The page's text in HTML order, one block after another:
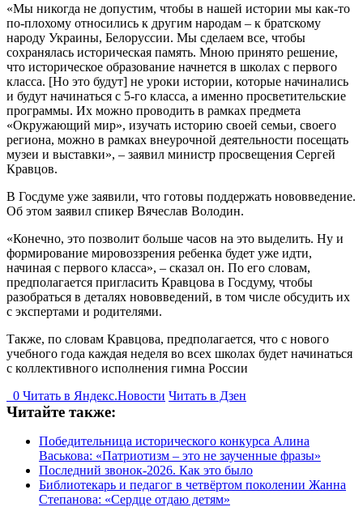
«Мы никогда не допустим, чтобы в нашей истории мы как-то
по-плохому относились к другим народам – к братскому
народу Украины, Белоруссии. Мы сделаем все, чтобы
сохранялась историческая память. Мною принято решение,
что историческое образование начнется в школах с первого
класса. [Но это будут] не уроки истории, которые начинались
и будут начинаться с 5-го класса, а именно просветительские
программы. Их можно проводить в рамках предмета
«Окружающий мир», изучать историю своей семьи, своего
региона, можно в рамках внеурочной деятельности посещать
музеи и выставки», – заявил министр просвещения Сергей
Кравцов.
В Госдуме уже заявили, что готовы поддержать нововведение.
Об этом заявил спикер Вячеслав Володин.
«Конечно, это позволит больше часов на это выделить. Ну и
формирование мировоззрения ребенка будет уже идти,
начиная с первого класса», – сказал он. По его словам,
предполагается пригласить Кравцова в Госдуму, чтобы
разобраться в деталях нововведений, в том числе обсудить их
с экспертами и родителями.
Также, по словам Кравцова, предполагается, что с нового
учебного года каждая неделя во всех школах будет начинаться
с коллективного исполнения гимна России
0 Читать в Яндекс.Новости Читать в Дзен
Читайте также:
Победительница исторического конкурса Алина
Васькова: «Патриотизм ‒ это не заученные фразы»
Последний звонок-2026. Как это было
Библиотекарь и педагог в четвёртом поколении Жанна
Степанова: «Сердце отдаю детям»